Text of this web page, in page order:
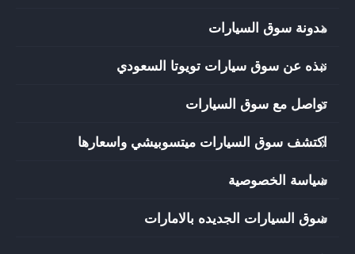
مدونة سوق السيارات
نبذه عن سوق سيارات تويوتا السعودي
تواصل مع سوق السيارات
اكتشف سوق السيارات ميتسوبيشي واسعارها
سياسة الخصوصية
سوق السيارات الجديده بالامارات